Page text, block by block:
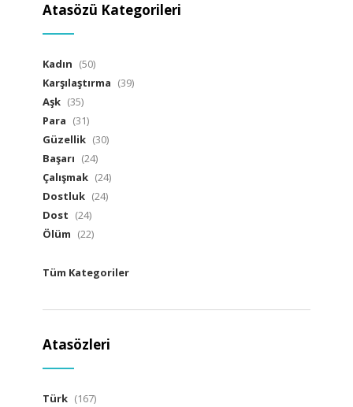
Atasözü Kategorileri
Kadın (50)
Karşılaştırma (39)
Aşk (35)
Para (31)
Güzellik (30)
Başarı (24)
Çalışmak (24)
Dostluk (24)
Dost (24)
Ölüm (22)
Tüm Kategoriler
Atasözleri
Türk (167)